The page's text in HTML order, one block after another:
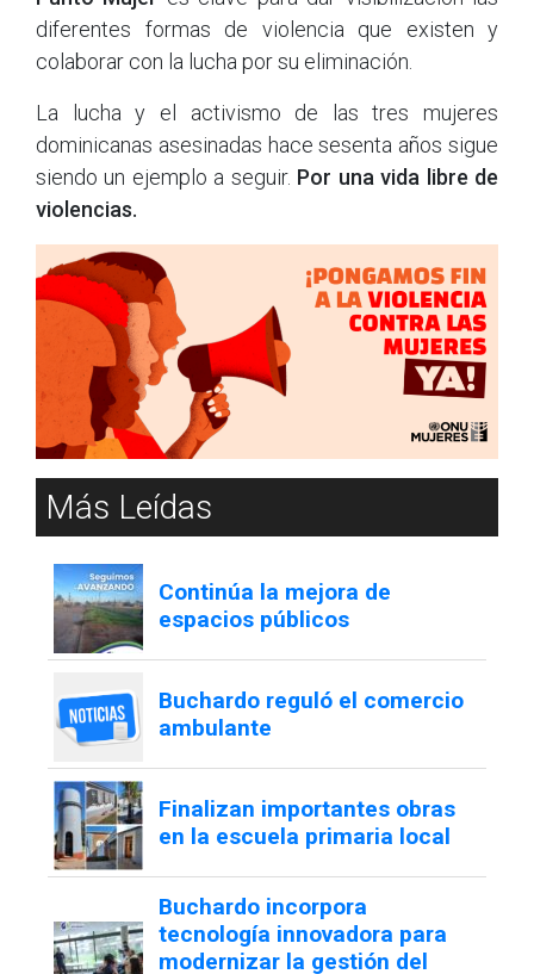
diferentes formas de violencia que existen y
colaborar con la lucha por su eliminación.
La lucha y el activismo de las tres mujeres
dominicanas asesinadas hace sesenta años sigue
siendo un ejemplo a seguir. Por una vida libre de
violencias.
Más Leídas